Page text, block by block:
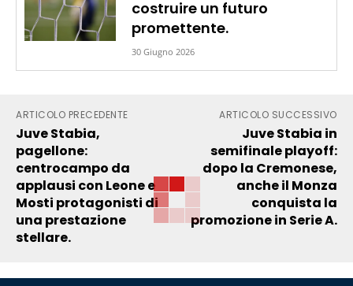
costruire un futuro
promettente.
30 Giugno 2026
ARTICOLO PRECEDENTE
Juve Stabia,
pagellone:
centrocampo da
applausi con Leone e
Mosti protagonisti di
una prestazione
stellare.
ARTICOLO SUCCESSIVO
Juve Stabia in
semifinale playoff:
dopo la Cremonese,
anche il Monza
conquista la
promozione in Serie A.